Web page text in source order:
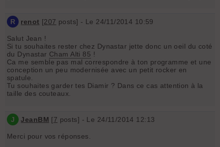
R renot [207 posts] - Le 24/11/2014 10:59
Salut Jean !
Si tu souhaites rester chez Dynastar jette donc un oeil du coté
du Dynastar Cham Alti 85 !
Ca me semble pas mal correspondre à ton programme et une
conception un peu modernisée avec un petit rocker en
spatule.
Tu souhaites garder tes Diamir ? Dans ce cas attention à la
taille des couteaux.
J JeanBM [7 posts] - Le 24/11/2014 12:13
Merci pour vos réponses.